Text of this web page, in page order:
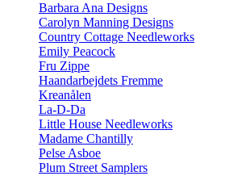
Barbara Ana Designs
Carolyn Manning Designs
Country Cottage Needleworks
Emily Peacock
Fru Zippe
Haandarbejdets Fremme
Kreanålen
La-D-Da
Little House Needleworks
Madame Chantilly
Pelse Asboe
Plum Street Samplers